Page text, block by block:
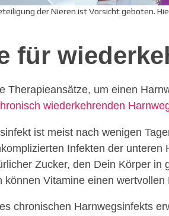
der Nieren ist Vorsicht geboten.
für
Therapieansätze, um einen
wiederkehrenden
ist meist nach wenigen
Infekten der
Zucker, den Dein Körper in
können Vitamine einen
chronischen Harnwegsinfekts